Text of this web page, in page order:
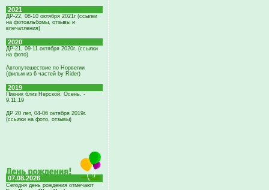
2021
ДР-22, 08-10 октября 2021г (ссылки
на фотоальбомы, отзывы и
впечатления)
2020
ДР-21, 09-11 октября 2020г. (ссылки
на фото)
Автопутешествие по Норвегии
(фильм из 6 частей by Rider)
2019
Пикник близ Нерской. Осень. -
9.11.19
ДР 20 лет, 04-06 октября 2019г.
(ссылки на фото, отзывы)
07.08.2026
Сегодня день рождения отмечают